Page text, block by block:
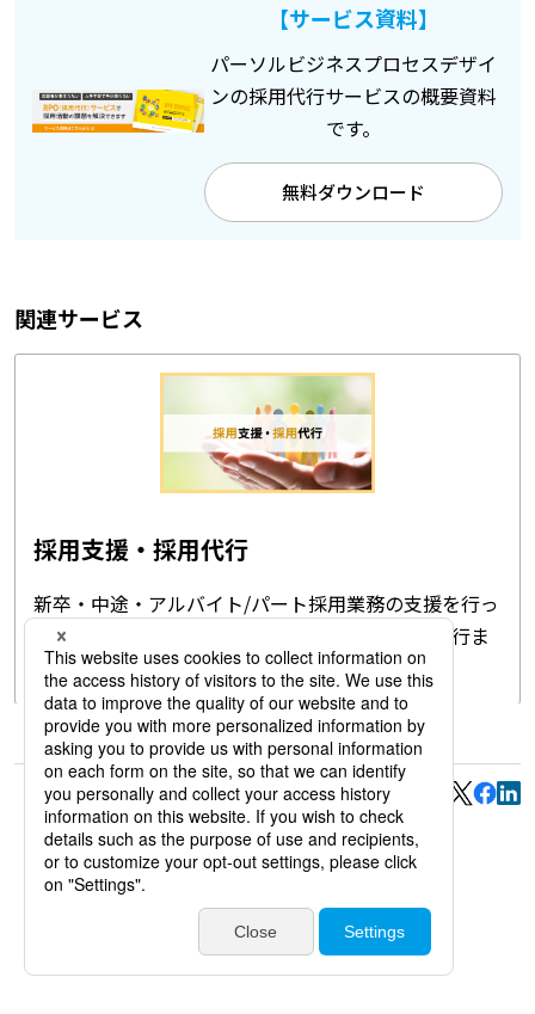
【サービス資料】
パーソルビジネスプロセスデザイ
ンの採用代行サービスの概要資料
です。
無料ダウンロード
関連サービス
採用支援・採用代行
新卒・中途・アルバイト/パート採用業務の支援を行っ
ています。採用計画や応募母集団形成から運用代行ま
で幅広く対応します。
このページをシェアする
前の記事